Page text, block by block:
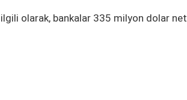
olarak, bankalar 335 milyon dolar net